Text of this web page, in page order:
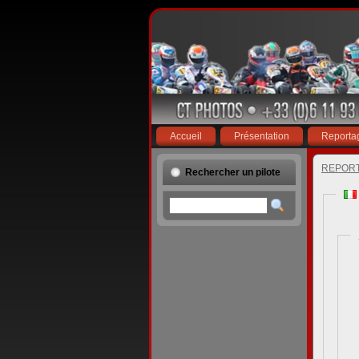
Accueil Présentation
Rechercher un pilote